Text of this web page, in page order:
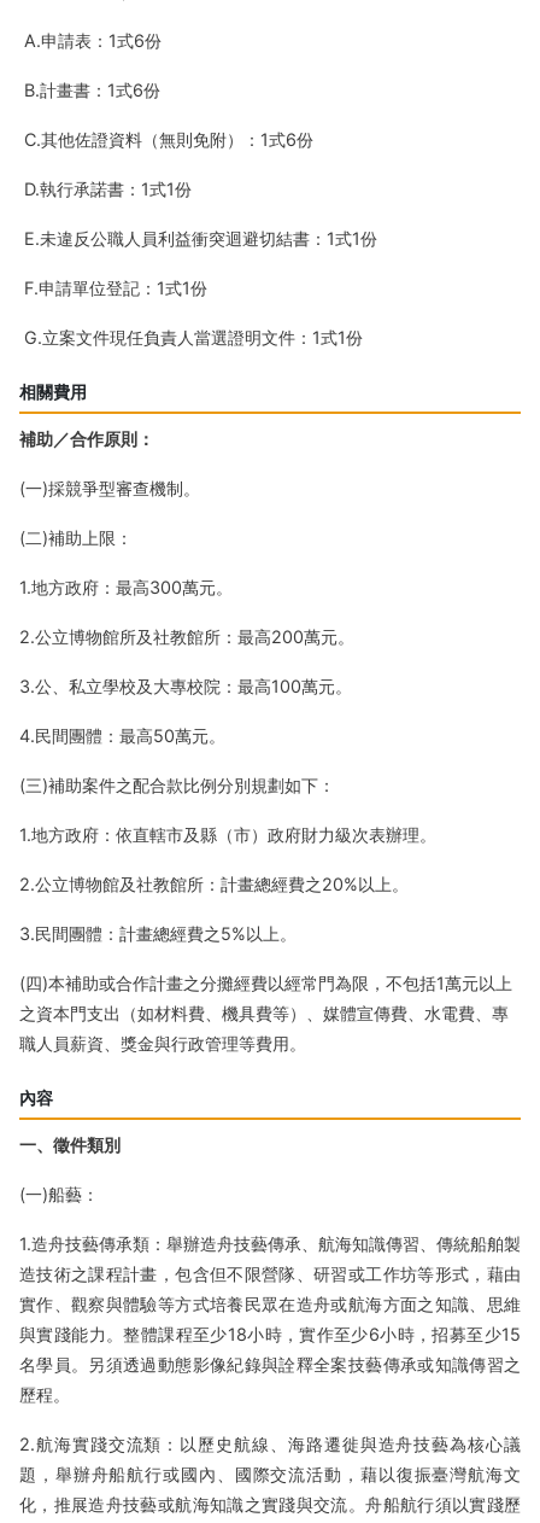
A.申請表：1式6份
B.計畫書：1式6份
C.其他佐證資料（無則免附）：1式6份
D.執行承諾書：1式1份
E.未違反公職人員利益衝突迴避切結書：1式1份
F.申請單位登記：1式1份
G.立案文件現任負責人當選證明文件：1式1份
相關費用
補助／合作原則：
(一)採競爭型審查機制。
(二)補助上限：
1.地方政府：最高300萬元。
2.公立博物館所及社教館所：最高200萬元。
3.公、私立學校及大專校院：最高100萬元。
4.民間團體：最高50萬元。
(三)補助案件之配合款比例分別規劃如下：
1.地方政府：依直轄市及縣（市）政府財力級次表辦理。
2.公立博物館及社教館所：計畫總經費之20%以上。
3.民間團體：計畫總經費之5%以上。
(四)本補助或合作計畫之分攤經費以經常門為限，不包括1萬元以上
之資本門支出（如材料費、機具費等）、媒體宣傳費、水電費、專
職人員薪資、獎金與行政管理等費用。
內容
一、徵件類別
(一)船藝：
1.造舟技藝傳承類：舉辦造舟技藝傳承、航海知識傳習、傳統船舶製
造技術之課程計畫，包含但不限營隊、研習或工作坊等形式，藉由
實作、觀察與體驗等方式培養民眾在造舟或航海方面之知識、思維
與實踐能力。整體課程至少18小時，實作至少6小時，招募至少15
名學員。另須透過動態影像紀錄與詮釋全案技藝傳承或知識傳習之
歷程。
2.航海實踐交流類：以歷史航線、海路遷徙與造舟技藝為核心議
題，舉辦舟船航行或國內、國際交流活動，藉以復振臺灣航海文
化，推展造舟技藝或航海知識之實踐與交流。舟船航行須以實踐歷